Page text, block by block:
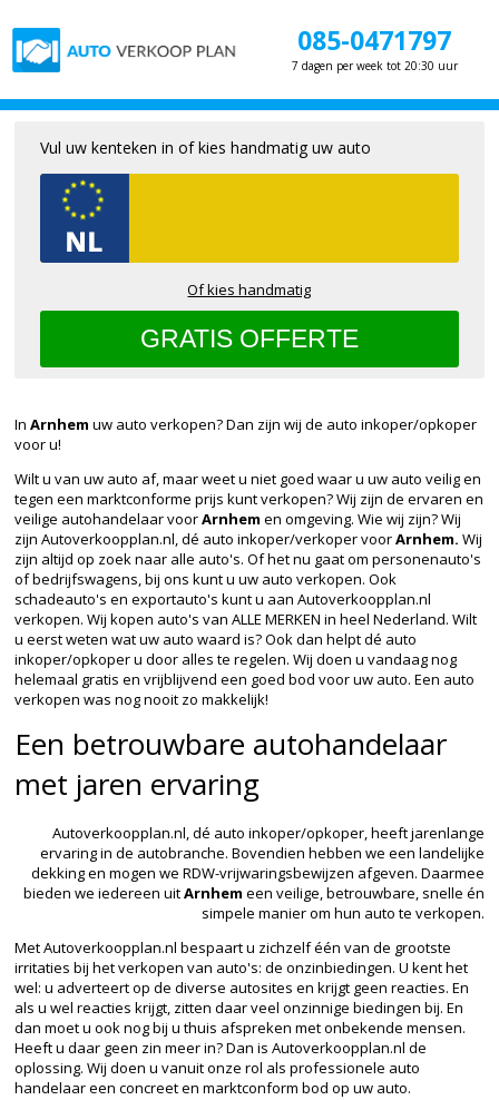
085-0471797
7 dagen per week tot 20:30 uur
InArnhem uw auto verkopen? Dan zijn wij de auto inkoper/opkoper
voor u!
Wilt u van uw auto af, maar weet u niet goed waar u uw auto veilig en
tegen een marktconforme prijs kunt verkopen? Wij zijn de ervaren en
veilige autohandelaar voorArnhemen omgeving. Wie wij zijn? Wij
zijn Autoverkoopplan.nl, dé auto inkoper/verkoper voorArnhem. Wij
zijn altijd op zoek naar alle auto's. Of het nu gaat om personenauto's
of bedrijfswagens, bij ons kunt u uw auto verkopen. Ook
schadeauto's en exportauto's kunt u aan Autoverkoopplan.nl
verkopen. Wij kopen auto's van ALLE MERKEN in heel Nederland. Wilt
u eerst weten wat uw auto waard is? Ook dan helpt dé auto
inkoper/opkoper u door alles te regelen. Wij doen u vandaag nog
helemaal gratis en vrijblijvend een goed bod voor uw auto. Een auto
verkopen was nog nooit zo makkelijk!
Een betrouwbare autohandelaar
met jaren ervaring
Autoverkoopplan.nl, dé auto inkoper/opkoper, heeft jarenlange
ervaring in de autobranche. Bovendien hebben we een landelijke
dekking en mogen we RDW-vrijwaringsbewijzen afgeven. Daarmee
bieden we iedereen uitArnhem een veilige, betrouwbare, snelle én
simpele manier om hun auto te verkopen.
Met Autoverkoopplan.nl bespaart u zichzelf één van de grootste
irritaties bij het verkopen van auto's: de onzinbiedingen. U kent het
wel: u adverteert op de diverse autosites en krijgt geen reacties. En
als u wel reacties krijgt, zitten daar veel onzinnige biedingen bij. En
dan moet u ook nog bij u thuis afspreken met onbekende mensen.
Heeft u daar geen zin meer in? Dan is Autoverkoopplan.nl de
oplossing. Wij doen u vanuit onze rol als professionele auto
handelaar een concreet en marktconform bod op uw auto.
Vul uw kenteken in of kies handmatig uw auto
Of kies handmatig